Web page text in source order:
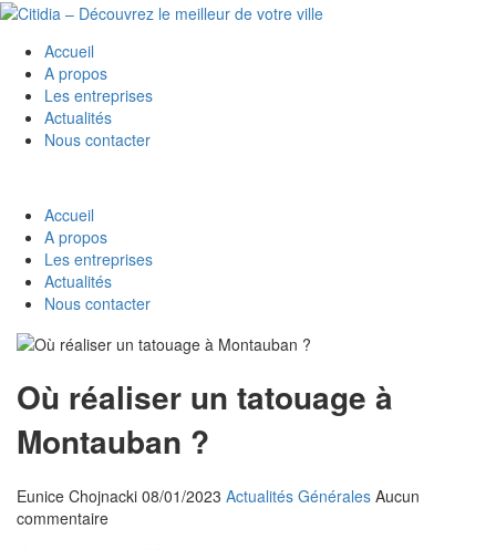
Accueil
A propos
Les entreprises
Actualités
Nous contacter
Accueil
A propos
Les entreprises
Actualités
Nous contacter
Où réaliser un tatouage à
Montauban ?
Eunice Chojnacki 08/01/2023 Actualités Générales Aucun
commentaire